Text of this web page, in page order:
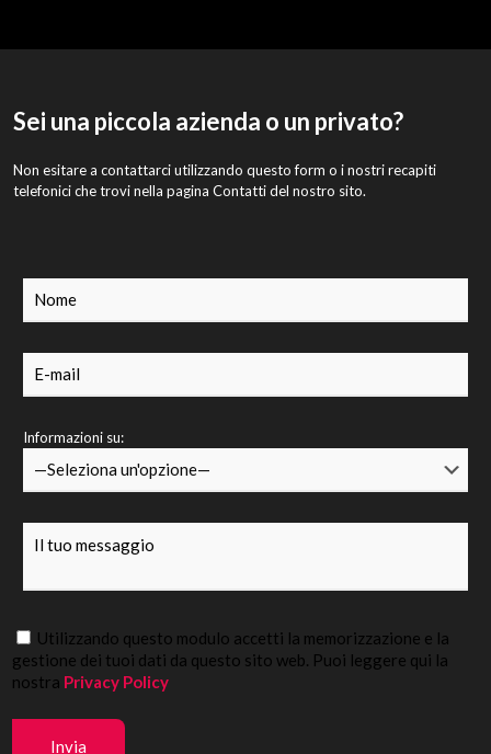
Sei una piccola azienda o un privato?
Non esitare a contattarci utilizzando questo form o i nostri recapiti
telefonici che trovi nella pagina Contatti del nostro sito.
Informazioni su:
Utilizzando questo modulo accetti la memorizzazione e la
gestione dei tuoi dati da questo sito web. Puoi leggere qui la
nostra Privacy Policy